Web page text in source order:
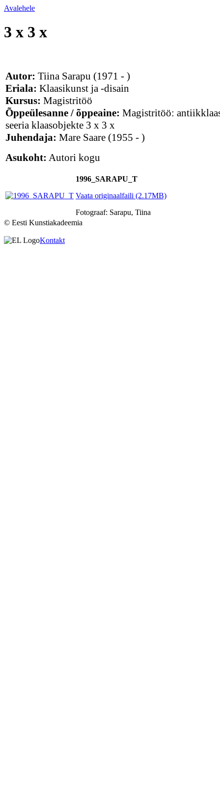
Avalehele
3 x 3 x
Autor: Tiina Sarapu (1971 - )
Eriala: Klaasikunst ja -disain
Kursus: Magistritöö
Õppeülesanne / õppeaine: Magistritöö:
seeria klaasobjekte 3 x 3 x
Juhendaja: Mare Saare (1955 - )
Asukoht: Autori kogu
1996_SARAPU_T
Vaata originaalfaili (2.17MB)
Fotograaf: Sarapu, Tiina
© Eesti Kunstiakadeemia
Kontakt